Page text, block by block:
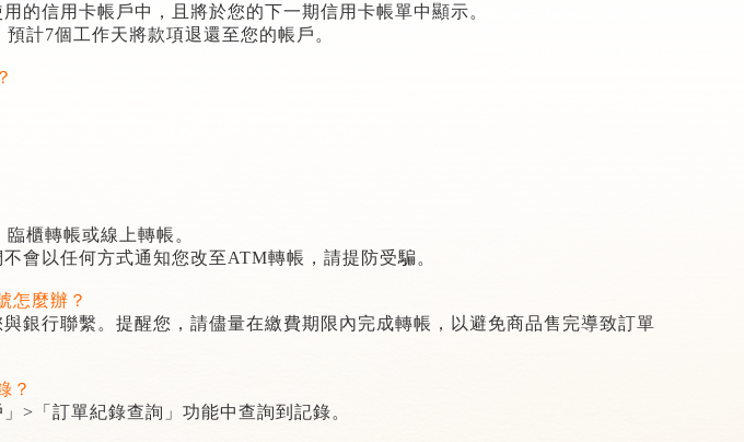
的信用卡帳戶中，且將於您的下一期信用卡帳單中顯示。
預計7個工作天將款項退還至您的帳戶。
臨櫃轉帳或線上轉帳。
會以任何方式通知您改至ATM轉帳，請提防受騙。
怎麼辦？
銀行聯繫。提醒您，請儘量在繳費期限內完成轉帳，以避免商品售完導致訂單
？
> 「訂單紀錄查詢」功能中查詢到記錄。